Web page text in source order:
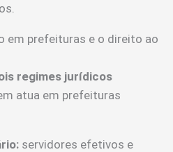
em prefeituras e o direito ao
regimes jurídicos
atua em prefeituras
servidores efetivos e